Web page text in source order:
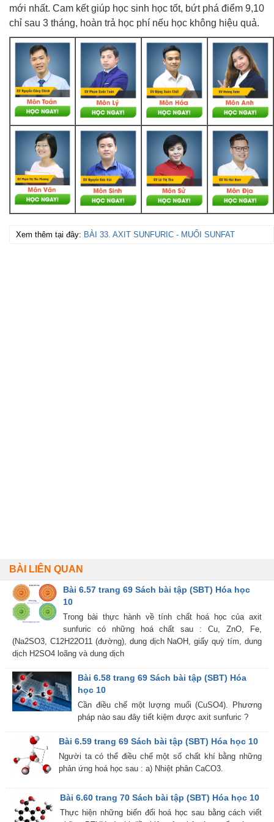
mới nhất. Cam kết giúp học sinh học tốt, bứt phá điểm 9,10
chỉ sau 3 tháng, hoàn trả học phí nếu học không hiệu quả.
Xem thêm tại đây: BÀI 33. AXIT SUNFURIC - MUỐI SUNFAT
BÀI LIÊN QUAN
Bài 6.57 trang 69 Sách bài tập (SBT) Hóa học
10
Trong bài thực hành về tính chất hoá học của axit
sunfuric có những hoá chất sau : Cu, ZnO, Fe,
(Na2SO3, C12H22O11 (đường), dung dịch NaOH, giấy quỳ tím, dung
dịch H2SO4 loãng và dung dịch
Bài 6.58 trang 69 Sách bài tập (SBT) Hóa
học 10
Cần điều chế một lượng muối (CuSO4). Phương
pháp nào sau đây tiết kiệm được axit sunfuric ?
Bài 6.59 trang 69 Sách bài tập (SBT) Hóa học 10
Người ta có thể điều chế một số chất khí bằng những
phản ứng hoá học sau : a) Nhiệt phân CaCO3.
Bài 6.60 trang 70 Sách bài tập (SBT) Hóa học 10
Thực hiện những biến đổi hoá học sau bằng cách viết